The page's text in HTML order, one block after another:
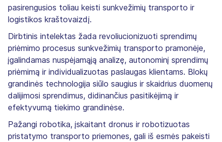
pasirengusios toliau keisti sunkvežimių transporto ir
logistikos kraštovaizdį.
Dirbtinis intelektas žada revoliucionizuoti sprendimų
priėmimo procesus sunkvežimių transporto pramonėje,
įgalindamas nuspėjamąją analizę, autonominį sprendimų
priėmimą ir individualizuotas paslaugas klientams. Blokų
grandinės technologija siūlo saugius ir skaidrius duomenų
dalijimosi sprendimus, didinančius pasitikėjimą ir
efektyvumą tiekimo grandinėse.
Pažangi robotika, įskaitant dronus ir robotizuotas
pristatymo transporto priemones, gali iš esmės pakeisti